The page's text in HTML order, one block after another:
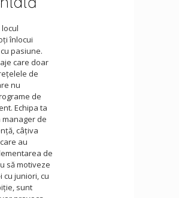
înlocui
pasiune.
care doar
de
nu
de
Echipa ta
de
câţiva
au
de
să motiveze
cu juniori, cu
sunt